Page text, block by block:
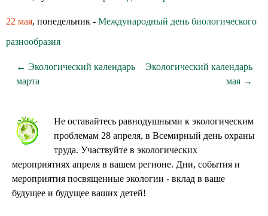
22 мая, понедельник - Международный день биологического
разнообразия
← Экологический календарь
марта
Экологический календарь
мая →
Не оставайтесь равнодушными к экологическим
проблемам 28 апреля, в Всемирный день охраны
труда. Участвуйте в экологических
мероприятиях апреля в вашем регионе. Дни, события и
мероприятия посвященные экологии - вклад в ваше
будущее и будущее ваших детей!